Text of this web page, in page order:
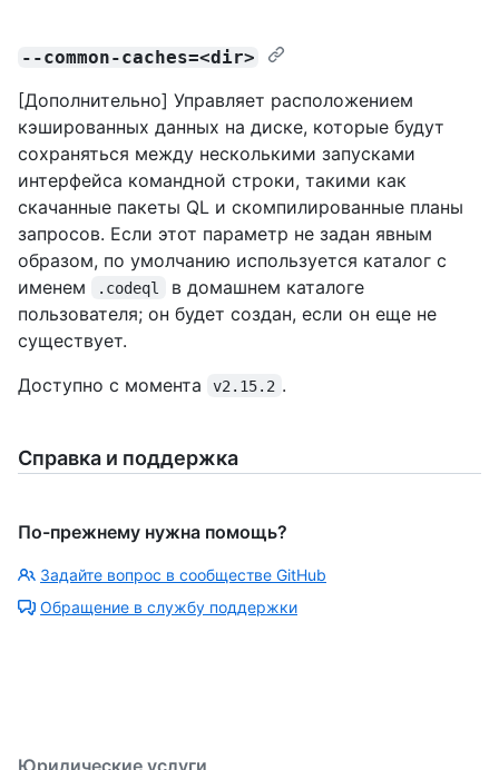
--common-caches=<dir>
[Дополнительно] Управляет расположением
кэшированных данных на диске, которые будут
сохраняться между несколькими запусками
интерфейса командной строки, такими как
скачанные пакеты QL и скомпилированные планы
запросов. Если этот параметр не задан явным
образом, по умолчанию используется каталог с
именем
.codeql
в домашнем каталоге
пользователя; он будет создан, если он еще не
существует.
Доступно с момента
v2.15.2 .
Справка и поддержка
По-прежнему нужна помощь?
Задайте вопрос в сообществе GitHub
Обращение в службу поддержки
Юридические услуги